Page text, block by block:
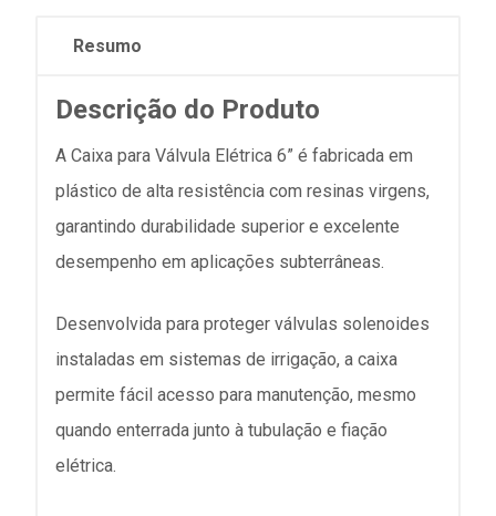
Resumo
Descrição do Produto
A Caixa para Válvula Elétrica 6” é fabricada em
plástico de alta resistência com resinas virgens,
garantindo durabilidade superior e excelente
desempenho em aplicações subterrâneas.
Desenvolvida para proteger válvulas solenoides
instaladas em sistemas de irrigação, a caixa
permite fácil acesso para manutenção, mesmo
quando enterrada junto à tubulação e fiação
elétrica.